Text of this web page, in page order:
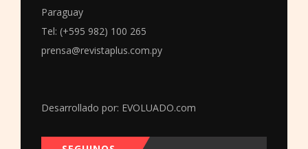
Paraguay
Tel: (+595 982) 100 265
prensa@revistaplus.com.py
Desarrollado por: EVOLUADO.com